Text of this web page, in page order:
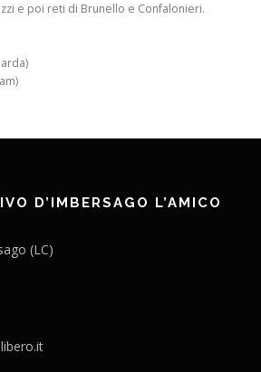
e poi reti di Brunello e Confalonieri.
D’IMBERSAGO L’AMICO
(LC)